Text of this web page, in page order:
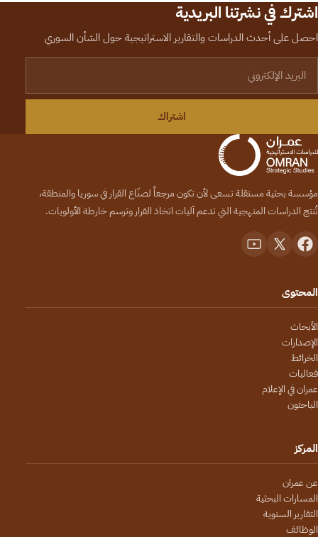
اشترك في نشرتنا البريدية
احصل على أحدث الدراسات والتقارير الاستراتيجية حول الشأن السوري
اشتراك
مؤسسة بحثية مستقلة تسعى لأن تكون مرجعاً لصنّاع القرار في سوريا والمنطقة،
تُنتج الدراسات المنهجية التي تدعم آليات اتخاذ القرار وترسم خارطة الأولويات.
المحتوى
الأبحاث
الإصدارات
الخرائط
فعاليات
عمران في الإعلام
الباحثون
المركز
عن عمران
المسارات البحثية
التقارير السنوية
الوظائف